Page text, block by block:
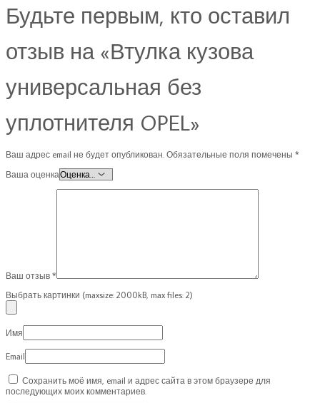
Будьте первым, кто оставил
отзыв на «Втулка кузова
универсальная без
уплотнителя OPEL»
Ваш адрес email не будет опубликован. Обязательные поля помечены *
Ваша оценка
Ваш отзыв *
Выбрать картинки (maxsize: 2000kB, max files: 2)
Имя
Email
Сохранить моё имя, email и адрес сайта в этом браузере для
последующих моих комментариев.